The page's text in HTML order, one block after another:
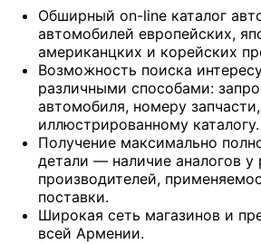
Обширный on-line каталог
автомобилей европейских,
американцких и корейских
Возможность поиска
различными способами:
автомобиля, номеру запчасти,
иллюстрированному каталогу.
Получение максимально
детали — наличие аналогов у
производителей,
поставки.
Широкая сеть магазинов и
всей Армении.